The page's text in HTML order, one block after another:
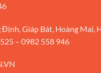
Giáp Bát, Hoàng Mai,
– 0982 558 946